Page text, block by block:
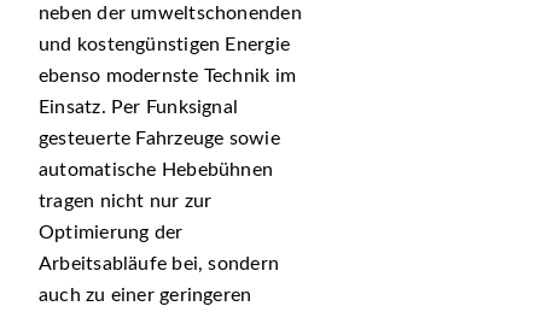
neben der umweltschonenden
und kostengünstigen Energie
ebenso modernste Technik im
Einsatz. Per Funksignal
gesteuerte Fahrzeuge sowie
automatische Hebebühnen
tragen nicht nur zur
Optimierung der
Arbeitsabläufe bei, sondern
auch zu einer geringeren